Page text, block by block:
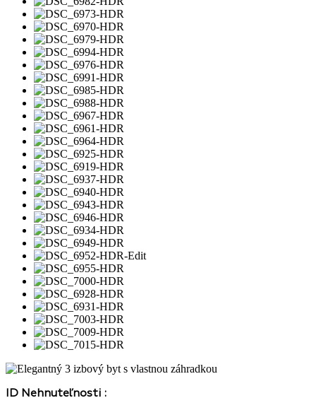
ID Nehnuteľnosti :